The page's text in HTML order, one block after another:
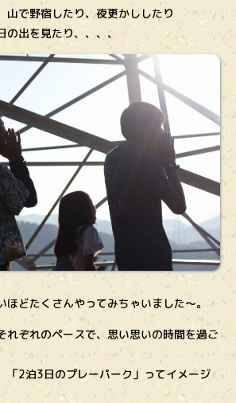
山で野宿したり、夜更かししたり
出を見たり、、、、
ほどたくさんやってみちゃいました～。
れぞれのペースで、思い思いの時間を過ご
「2泊3日のプレーパーク」ってイメージ